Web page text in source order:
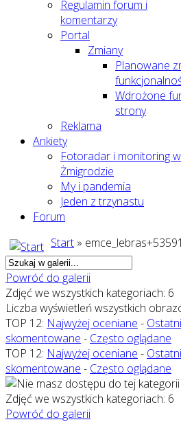
Regulamin forum i
komentarzy
Portal
Zmiany
Planowane
Wdrożone
strony
Reklama
Ankiety
Fotoradar i monitoring
Żmigrodzie
My i pandemia
Jeden z trzynastu
Forum
Start »
Powróć do galerii
Zdjęć we wszystkich kategoriach: 6
Liczba wyświetleń wszystkich
TOP 12: Najwyżej oceniane -
skomentowane - Często oglądane
TOP 12: Najwyżej oceniane -
skomentowane - Często oglądane
Zdjęć we wszystkich kategoriach: 6
Powróć do galerii